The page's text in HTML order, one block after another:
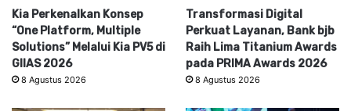
Kia Perkenalkan Konsep
“One Platform, Multiple
Solutions” Melalui Kia PV5 di
GIIAS 2026
8 Agustus 2026
Transformasi Digital
Perkuat Layanan, Bank bjb
Raih Lima Titanium Awards
pada PRIMA Awards 2026
8 Agustus 2026